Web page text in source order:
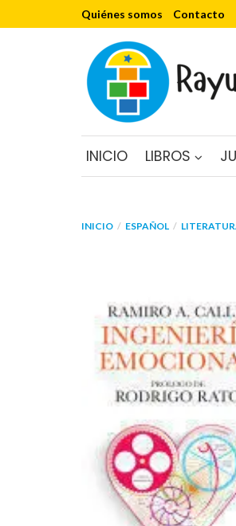
Quiénes somos Contacto
INICIO LIBROS
INICIO ESPAÑOL